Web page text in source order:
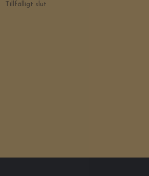
Tillfälligt slut